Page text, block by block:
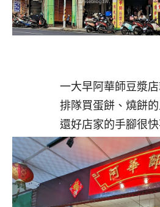
一大早阿華師豆漿
排隊買蛋餅、燒餅
還好店家的手腳很